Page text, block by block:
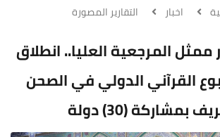
اخبار التقارير المصورة
ممثل المرجعية العليا.. انطلاق
القرآني الدولي في الصحن
(30) دولة